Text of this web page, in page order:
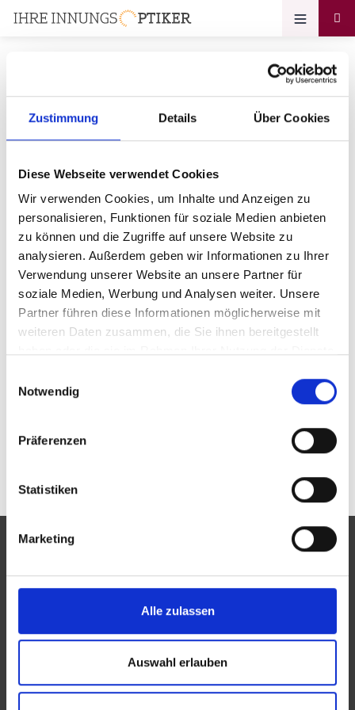
Zustimmung Details Über Cookies
Diese Webseite verwendet Cookies
Wir verwenden Cookies, um Inhalte und Anzeigen zu
personalisieren, Funktionen für soziale Medien anbieten
zu können und die Zugriffe auf unsere Website zu
analysieren. Außerdem geben wir Informationen zu Ihrer
Verwendung unserer Website an unsere Partner für
soziale Medien, Werbung und Analysen weiter. Unsere
Partner führen diese Informationen möglicherweise mit
weiteren Daten zusammen, die Sie ihnen bereitgestellt
Notwendig
Präferenzen
Statistiken
Marketing
Alle zulassen
Auswahl erlauben
Ihr Zugang zum
Augenoptik Halter e. K.
Bitte geben Sie Ihr Passwort ein:
allgemeinen Suche.
Eine Aktion des Zentralverbandes der Augenoptiker und
Der ZVA ist ein Bundesinnungsverband, seine Mitglieder
sind die Landesinnungsverbände und Landesinnungen
des Augenoptikerhandwerks.